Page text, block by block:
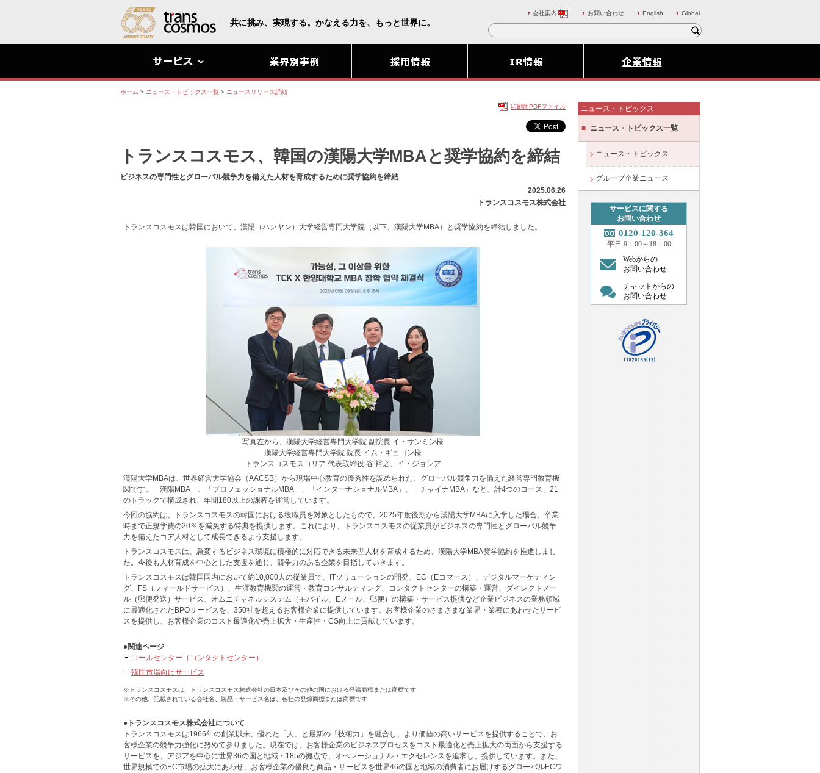
共に挑み、実現する。かなえる力を、もっと世界に。
会社案内 お問い合わせ English Global
ホーム > ニュース・トピックス一覧 > ニュースリリース詳細
印刷用PDFファイル
トランスコスモス、韓国の漢陽大学MBAと奨学協約を締結
ビジネスの専門性とグローバル競争力を備えた人材を育成するために奨学協約を締結
2025.06.26
トランスコスモス株式会社
トランスコスモスは韓国において、漢陽（ハンヤン）大学経営専門大学院（以下、漢陽大学MBA）と奨学協約を締結しました。
写真左から、漢陽大学経営専門大学院 副院長 イ・サンミン様
漢陽大学経営専門大学院 院長 イム・ギュゴン様
トランスコスモスコリア 代表取締役 谷 裕之、イ・ジョンア
漢陽大学MBAは、世界経営大学協会（AACSB）から現場中心教育の優秀性を認められた、グローバル競争力を備えた経営専門教育機
関です。「漢陽MBA」、「プロフェッショナルMBA」、「インターナショナルMBA」、「チャイナMBA」など、計4つのコース、21
のトラックで構成され、年間180以上の課程を運営しています。
今回の協約は、トランスコスモスの韓国における役職員を対象としたもので、2025年度後期から漢陽大学MBAに入学した場合、卒業
時まで正規学費の20％を減免する特典を提供します。これにより、トランスコスモスの従業員がビジネスの専門性とグローバル競争
力を備えたコア人材として成長できるよう支援します。
トランスコスモスは、急変するビジネス環境に積極的に対応できる未来型人材を育成するため、漢陽大学MBA奨学協約を推進しまし
た。今後も人材育成を中心とした支援を通じ、競争力のある企業を目指していきます。
トランスコスモスは韓国国内において約10,000人の従業員で、ITソリューションの開発、EC（Eコマース）、デジタルマーケティン
グ、FS（フィールドサービス）、生涯教育機関の運営・教育コンサルティング、コンタクトセンターの構築・運営、ダイレクトメー
ル（郵便発送）サービス、オムニチャネルシステム（モバイル、Eメール、郵便）の構築・サービス提供など企業ビジネスの業務領域
に最適化されたBPOサービスを、350社を超えるお客様企業に提供しています。お客様企業のさまざまな業界・業種にあわせたサービ
スを提供し、お客様企業のコスト最適化や売上拡大・生産性・CS向上に貢献しています。
●関連ページ
コールセンター（コンタクトセンター）
韓国市場向けサービス
※トランスコスモスは、トランスコスモス株式会社の日本及びその他の国における登録商標または商標です
※その他、記載されている会社名、製品・サービス名は、各社の登録商標または商標です
●トランスコスモス株式会社について
トランスコスモスは1966年の創業以来、優れた「人」と最新の「技術力」を融合し、より価値の高いサービスを提供することで、お
客様企業の競争力強化に努めて参りました。現在では、お客様企業のビジネスプロセスをコスト最適化と売上拡大の両面から支援する
サービスを、アジアを中心に世界36の国と地域・185の拠点で、オペレーショナル・エクセレンスを追求し、提供しています。また、
世界規模でのEC市場の拡大にあわせ、お客様企業の優良な商品・サービスを世界46の国と地域の消費者にお届けするグローバルECワ
ニュース・トピックス
ニュース・トピックス一覧
ニュース・トピックス
グループ企業ニュース
サービスに関する
お問い合わせ
0120-120-364
平日 9：00～18：00
Webからの
お問い合わせ
チャットからの
お問い合わせ